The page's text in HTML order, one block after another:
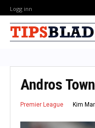
Logg inn
Andros
Premier League Kim